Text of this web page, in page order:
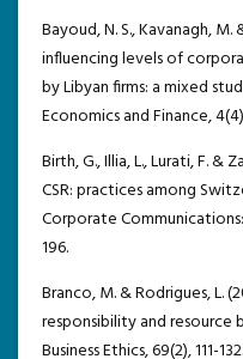
Bayoud, N. S., Kavanagh,
influencing levels of
by Libyan firms: a mixed
Economics and Finance,
Birth, G., Illia, L., Lurati, F. &
CSR: practices among
Corporate
196.
Branco, M. & Rodrigues, L.
responsibility and resource
Business Ethics, 69(2), 111-132.